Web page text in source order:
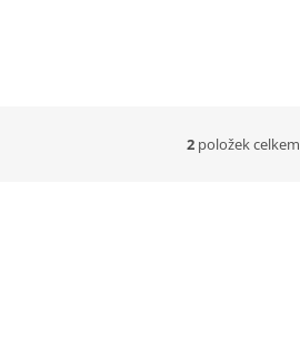
2 položek celkem